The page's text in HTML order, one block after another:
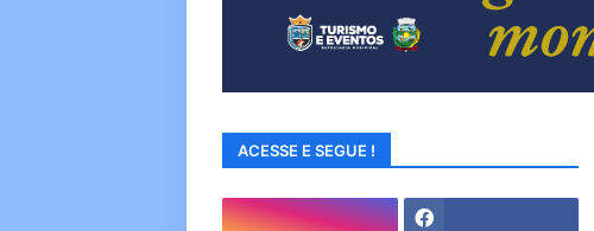
ACESSE E SEGUE !